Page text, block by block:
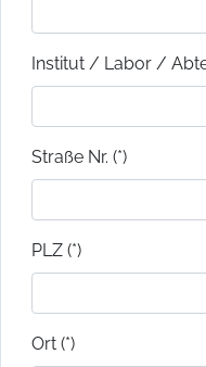
Institut / Labor /
Straße Nr. (*)
PLZ (*)
Ort (*)